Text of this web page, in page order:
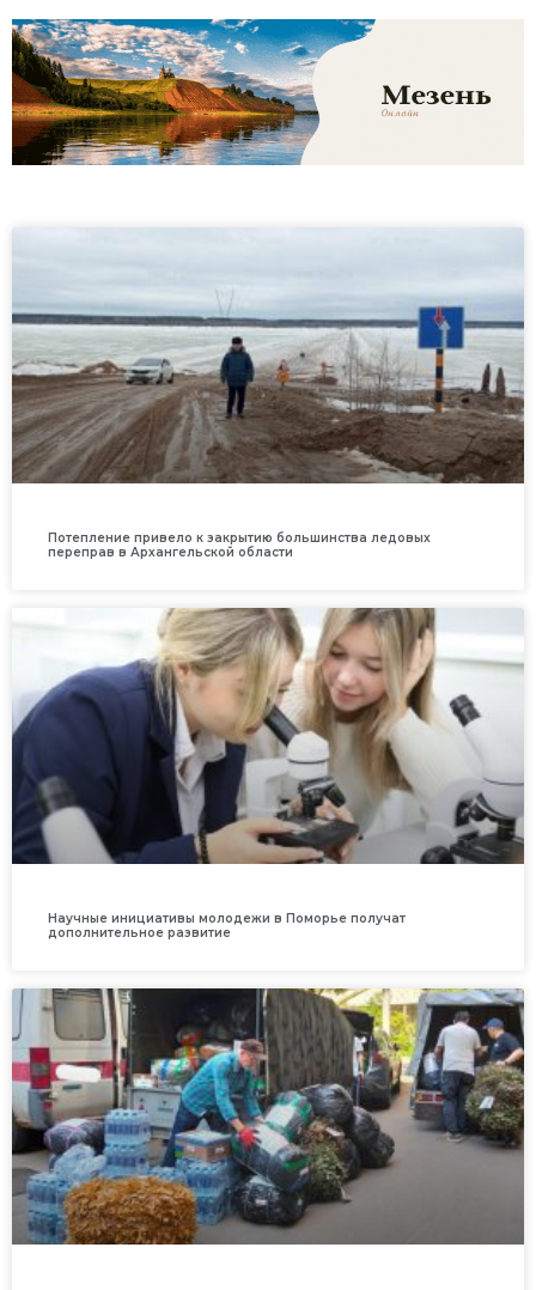
Потепление привело к закрытию большинства ледовых
переправ в Архангельской области
Научные инициативы молодежи в Поморье получат
дополнительное развитие